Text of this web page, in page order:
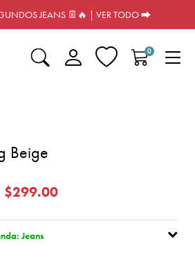
JEANS 👖🔥 | VER TODO ⮕
0
Beige
de
$299.00
Jeans